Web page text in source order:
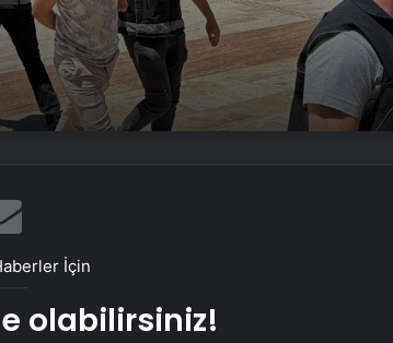
İzmir’de Hurdacı Artezyen Kuyusuna
Düştü
Nazilli’de Aile İçinde Uyuşturucu
Ürdün, Gazze’den 4 Kanser Hastası
İçin
olabilirsiniz!